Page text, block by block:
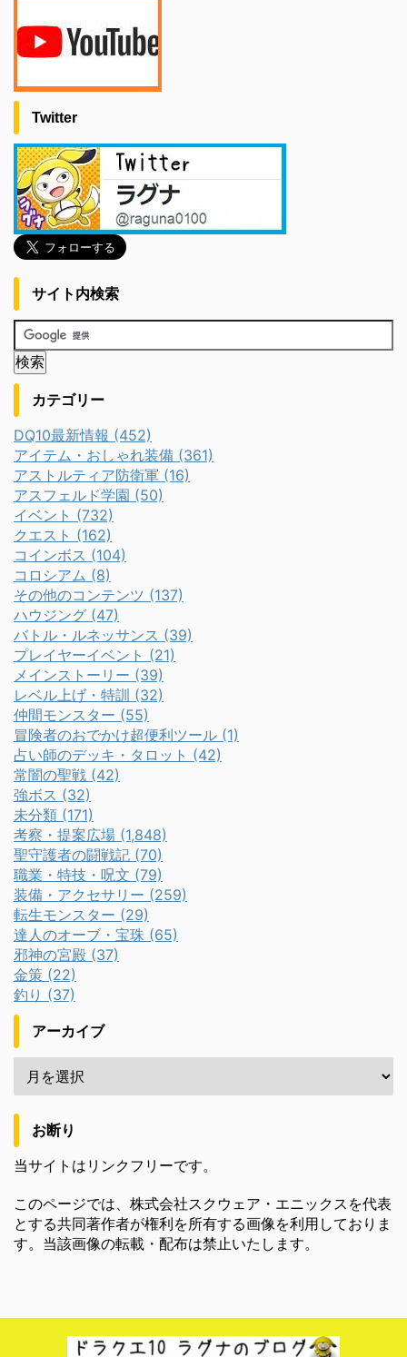
Twitter
サイト内検索
カテゴリー
DQ10最新情報 (452)
アイテム・おしゃれ装備 (361)
アストルティア防衛軍 (16)
アスフェルド学園 (50)
イベント (732)
クエスト (162)
コインボス (104)
コロシアム (8)
その他のコンテンツ (137)
ハウジング (47)
バトル・ルネッサンス (39)
プレイヤーイベント (21)
メインストーリー (39)
レベル上げ・特訓 (32)
仲間モンスター (55)
冒険者のおでかけ超便利ツール (1)
占い師のデッキ・タロット (42)
常闇の聖戦 (42)
強ボス (32)
未分類 (171)
考察・提案広場 (1,848)
聖守護者の闘戦記 (70)
職業・特技・呪文 (79)
装備・アクセサリー (259)
転生モンスター (29)
達人のオーブ・宝珠 (65)
邪神の宮殿 (37)
金策 (22)
釣り (37)
アーカイブ
お断り
当サイトはリンクフリーです。
このページでは、株式会社スクウェア・エニックスを代表
とする共同著作者が権利を所有する画像を利用しておりま
す。当該画像の転載・配布は禁止いたします。